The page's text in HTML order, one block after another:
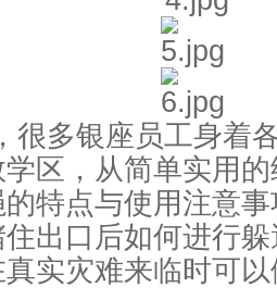
银座员工身着各
区，从简单实用
特点与使用注意
出口后如何进行
实灾难来临时可